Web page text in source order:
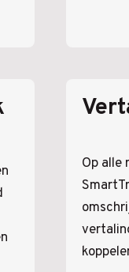
Op alle